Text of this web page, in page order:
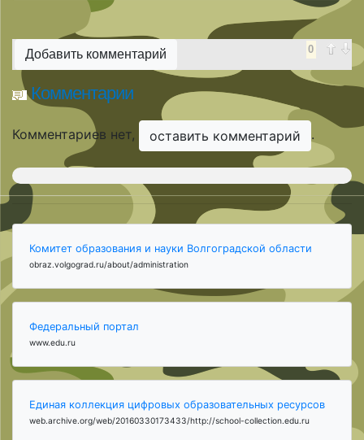
0
Добавить комментарий
Комментарии
Комментариев нет, оставить комментарий .
Комитет образования и науки Волгоградской области
obraz.volgograd.ru/about/administration
Федеральный портал
www.edu.ru
Единая коллекция цифровых образовательных ресурсов
web.archive.org/web/20160330173433/http://school-collection.edu.ru